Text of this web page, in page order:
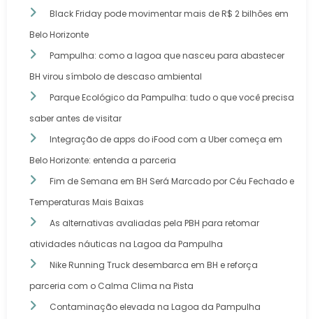
Black Friday pode movimentar mais de R$ 2 bilhões em
Belo Horizonte
Pampulha: como a lagoa que nasceu para abastecer
BH virou símbolo de descaso ambiental
Parque Ecológico da Pampulha: tudo o que você precisa
saber antes de visitar
Integração de apps do iFood com a Uber começa em
Belo Horizonte: entenda a parceria
Fim de Semana em BH Será Marcado por Céu Fechado e
Temperaturas Mais Baixas
As alternativas avaliadas pela PBH para retomar
atividades náuticas na Lagoa da Pampulha
Nike Running Truck desembarca em BH e reforça
parceria com o Calma Clima na Pista
Contaminação elevada na Lagoa da Pampulha